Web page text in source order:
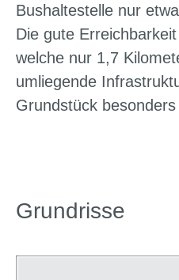
Bushaltestelle nur
Die gute
welche nur 1,7
umliegende
Grundstück
Grundrisse